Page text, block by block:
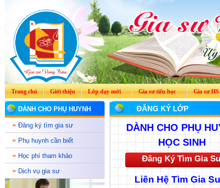
Trang chủ Giới thiệu Lớp dạy mới Gia sư tiểu học Gia sư HS
DÀNH CHO PHỤ HUYNH
Đăng ký tìm gia sư
Phụ huynh cần biết
Học phí tham khảo
Dịch vụ gia sư
ĐĂNG KÝ LỚP
DÀNH CHO PHỤ
HỌC SINH
Đăng Ký Tìm Gia
Liên Hệ Tìm Gia